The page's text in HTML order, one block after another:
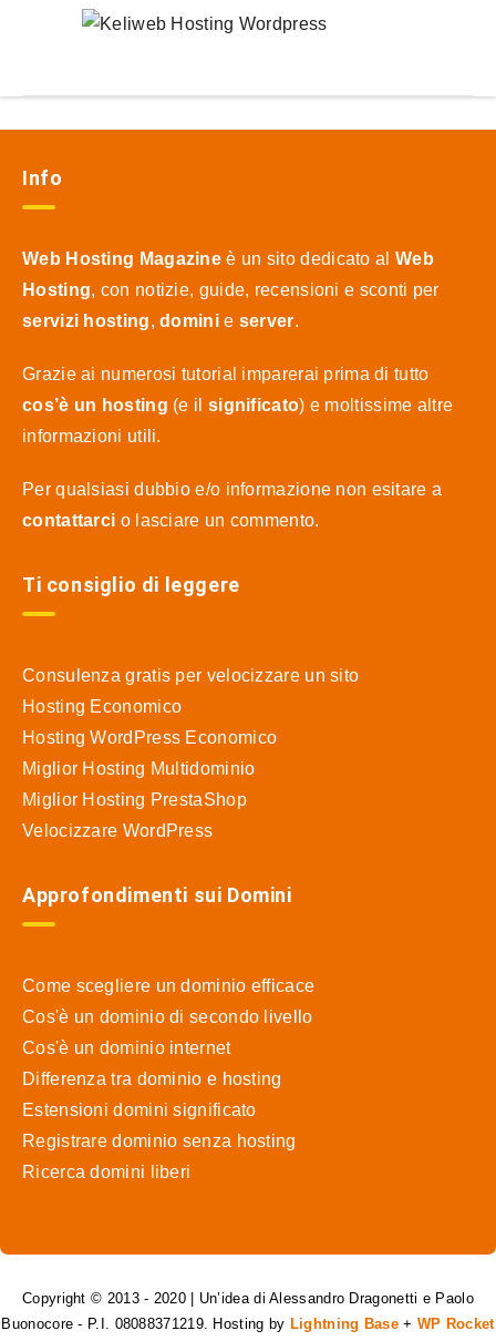
Info
Web Hosting Magazine è un sito dedicato al Web
Hosting, con notizie, guide, recensioni e sconti per
servizi hosting,dominie server.
Grazie ai numerosi tutorial imparerai prima di tutto
cos’è un hosting (e il significato) e moltissime altre
informazioni utili.
Per qualsiasi dubbio e/o informazione non esitare a
contattarci o lasciare un commento.
Ti consiglio di leggere
Consulenza gratis per velocizzare un sito
Hosting Economico
Hosting WordPress Economico
Miglior Hosting Multidominio
Miglior Hosting PrestaShop
Velocizzare WordPress
Approfondimenti sui Domini
Come scegliere un dominio efficace
Cos'è un dominio di secondo livello
Cos'è un dominio internet
Differenza tra dominio e hosting
Estensioni domini significato
Registrare dominio senza hosting
Ricerca domini liberi
Copyright © 2013 - 2020 | Un’idea di Alessandro Dragonetti e Paolo
Buonocore - P.I. 08088371219. Hosting by Lightning Base+ WP Rocket